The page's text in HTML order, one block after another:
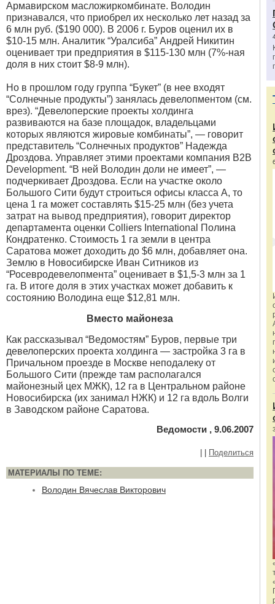
Армавирском масложиркомбинате. Володин
признавался, что приобрел их несколько лет назад за
6 млн руб. ($190 000). В 2006 г. Буров оценил их в
$10-15 млн. Аналитик “Уралсиба” Андрей Никитин
оценивает три предприятия в $115-130 млн (7%-ная
доля в них стоит $8-9 млн).
Но в прошлом году группа “Букет” (в нее входят
“Солнечные продукты”) занялась девелопментом (см.
врез). “Девелоперские проекты холдинга
развиваются на базе площадок, владельцами
которых являются жировые комбинаты”, — говорит
представитель “Солнечных продуктов” Надежда
Дроздова. Управляет этими проектами компания B2B
Development. “В ней Володин доли не имеет”, —
подчеркивает Дроздова. Если на участке около
Большого Сити будут строиться офисы класса А, то
цена 1 га может составлять $15-25 млн (без учета
затрат на вывод предприятия), говорит директор
департамента оценки Colliers International Полина
Кондратенко. Стоимость 1 га земли в центра
Саратова может доходить до $6 млн, добавляет она.
Землю в Новосибирске Иван Ситников из
“Росевродевелопмента” оценивает в $1,5-3 млн за 1
га. В итоге доля в этих участках может добавить к
состоянию Володина еще $12,81 млн.
Вместо майонеза
Как рассказывал “Ведомостям” Буров, первые три
девелоперских проекта холдинга — застройка 3 га в
Причальном проезде в Москве неподалеку от
Большого Сити (прежде там располагался
майонезный цех МЖК), 12 га в Центральном районе
Новосибирска (их занимал НЖК) и 12 га вдоль Волги
в Заводском районе Саратова.
Ведомости , 9.06.2007
Поделиться
МАТЕРИАЛЫ ПО ТЕМЕ:
Володин Вячеслав Викторович